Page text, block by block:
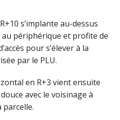
s’implante au-dessus
périphérique et profite de
pour s’élever à la
par le PLU.
en R+3 vient ensuite
avec le voisinage à
parcelle.